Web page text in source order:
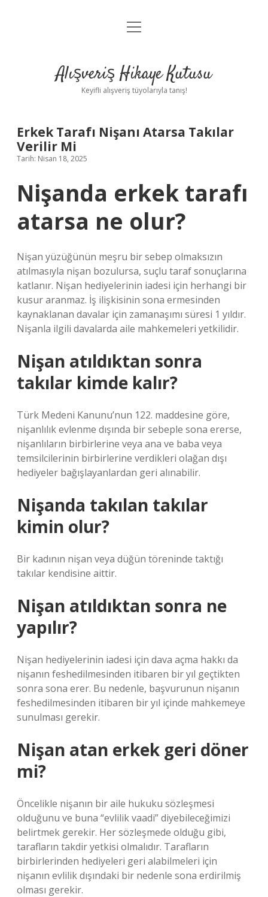
Anasayfa
Yasal Uyarı
menüyü
Alışveriş Hikaye Kutusu
Keyifli alışveriş tüyolarıyla tanış!
Erkek Tarafı Nişanı Atarsa Takılar
Verilir Mi
Tarih: Nisan 18, 2025
Nişanda erkek tarafı
atarsa ne olur?
Nişan yüzüğünün meşru bir sebep olmaksızın
atılmasıyla nişan bozulursa, suçlu taraf sonuçlarına
katlanır. Nişan hediyelerinin iadesi için herhangi bir
kusur aranmaz. İş ilişkisinin sona ermesinden
kaynaklanan davalar için zamanaşımı süresi 1 yıldır.
Nişanla ilgili davalarda aile mahkemeleri yetkilidir.
Nişan atıldıktan sonra
takılar kimde kalır?
Türk Medeni Kanunu’nun 122. maddesine göre,
nişanlılık evlenme dışında bir sebeple sona ererse,
nişanlıların birbirlerine veya ana ve baba veya
temsilcilerinin birbirlerine verdikleri olağan dışı
hediyeler bağışlayanlardan geri alınabilir.
Nişanda takılan takılar
kimin olur?
Bir kadının nişan veya düğün töreninde taktığı
takılar kendisine aittir.
Nişan atıldıktan sonra ne
yapılır?
Nişan hediyelerinin iadesi için dava açma hakkı da
nişanın feshedilmesinden itibaren bir yıl geçtikten
sonra sona erer. Bu nedenle, başvurunun nişanın
feshedilmesinden itibaren bir yıl içinde mahkemeye
sunulması gerekir.
Nişan atan erkek geri döner
mi?
Öncelikle nişanın bir aile hukuku sözleşmesi
olduğunu ve buna “evlilik vaadi” diyebileceğimizi
belirtmek gerekir. Her sözleşmede olduğu gibi,
tarafların takdir yetkisi olmalıdır. Tarafların
birbirlerinden hediyeleri geri alabilmeleri için
nişanın evlilik dışındaki bir nedenle sona erdirilmiş
olması gerekir.